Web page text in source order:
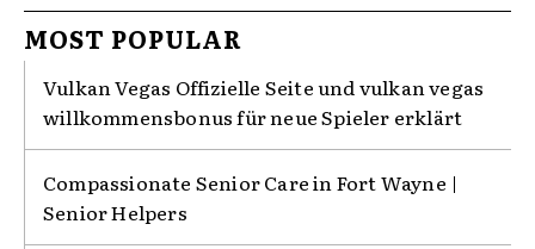
MOST POPULAR
Vulkan Vegas Offizielle Seite und vulkan vegas
willkommensbonus für neue Spieler erklärt
Compassionate Senior Care in Fort Wayne |
Senior Helpers